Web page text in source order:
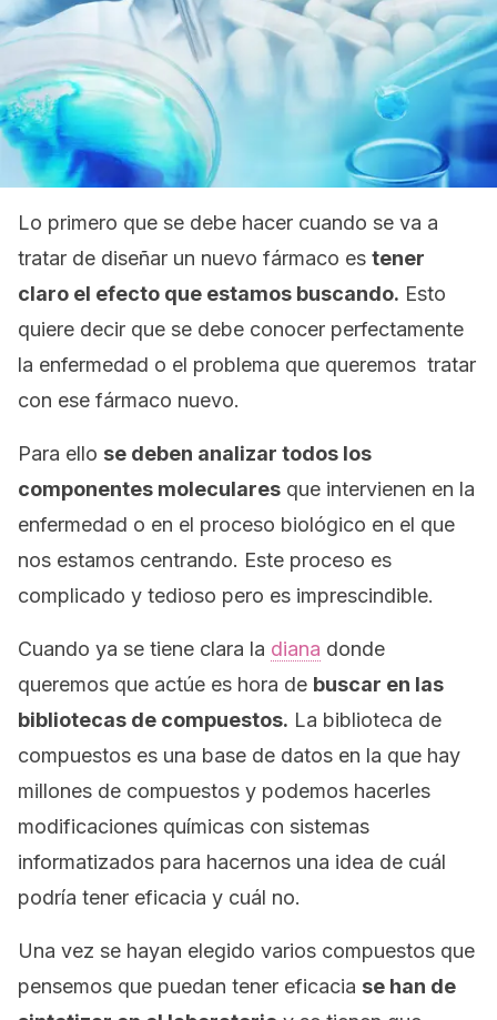
Lo primero que se debe hacer cuando se va a
tratar de diseñar un nuevo fármaco es tener
claro el efecto que estamos buscando. Esto
quiere decir que se debe conocer perfectamente
la enfermedad o el problema que queremos tratar
con ese fármaco nuevo.
Para ello se deben analizar todos los
componentes moleculares que intervienen en la
enfermedad o en el proceso biológico en el que
nos estamos centrando. Este proceso es
complicado y tedioso pero es imprescindible.
Cuando ya se tiene clara la diana donde
queremos que actúe es hora de buscar en las
bibliotecas de compuestos. La biblioteca de
compuestos es una base de datos en la que hay
millones de compuestos y podemos hacerles
modificaciones químicas con sistemas
informatizados para hacernos una idea de cuál
podría tener eficacia y cuál no.
Una vez se hayan elegido varios compuestos que
pensemos que puedan tener eficacia se han de